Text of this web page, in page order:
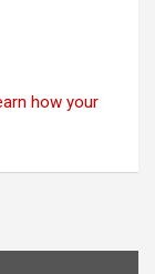
how your